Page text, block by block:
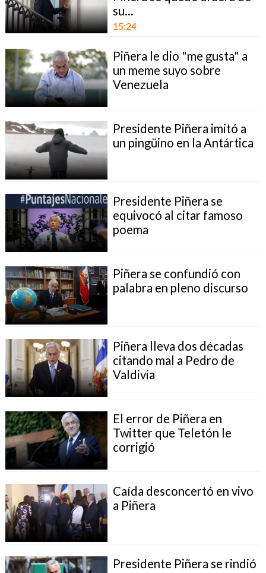
su...
15:24
Piñera le dio "me gusta" a
un meme suyo sobre
Venezuela
Presidente Piñera imitó a
un pingüino en la Antártica
Presidente Piñera se
equivocó al citar famoso
poema
Piñera se confundió con
palabra en pleno discurso
Piñera lleva dos décadas
citando mal a Pedro de
Valdivia
El error de Piñera en
Twitter que Teletón le
corrigió
Caída desconcertó en vivo
a Piñera
Presidente Piñera se rindió